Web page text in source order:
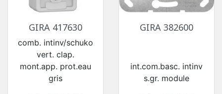
GIRA 417630
comb. intinv/schuko
vert. clap.
mont.app. prot.eau
gris
GIRA 382600
int.com.basc. intinv
s.gr. module